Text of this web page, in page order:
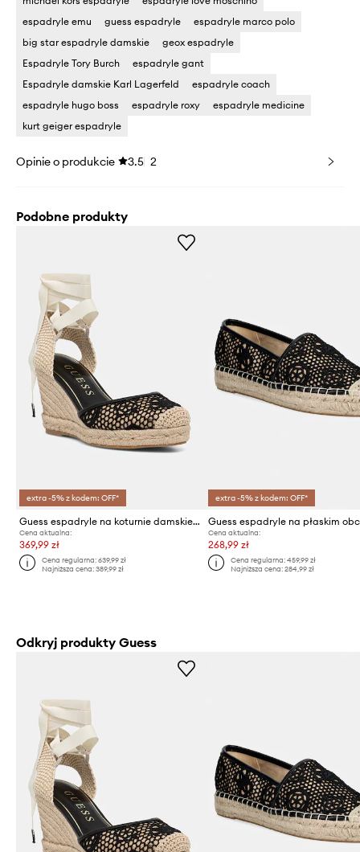
espadryle emu
guess espadryle
espadryle marco polo
big star espadryle damskie
geox espadryle
Espadryle Tory Burch
espadryle gant
Espadryle damskie Karl Lagerfeld
espadryle coach
espadryle hugo boss
espadryle roxy
espadryle medicine
kurt geiger espadryle
Opinie o produkcie 3.5 2
Podobne produkty
extra -5% z kodem: OFF*
Guess espadryle na koturnie damskie CHEYIN
Cena aktualna:
369,99 zł
Cena regularna:639,99 zł
Najniższa cena:389,99 zł
extra -5% z kodem: OFF*
Cena aktualna:
268,99 zł
Cena regularna: 459,99 zł
Najniższa cena: 284,99 zł
Odkryj produkty Guess